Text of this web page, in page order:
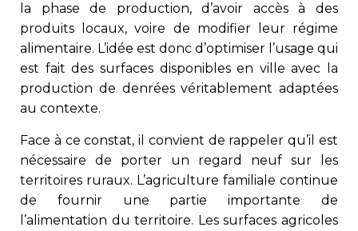
la phase de production, d’avoir accès à des
produits locaux, voire de modifier leur régime
alimentaire. L’idée est donc d’optimiser l’usage qui
est fait des surfaces disponibles en ville avec la
production de denrées véritablement adaptées
au contexte.
Face à ce constat, il convient de rappeler qu’il est
nécessaire de porter un regard neuf sur les
territoires ruraux. L’agriculture familiale continue
de fournir une partie importante de
l’alimentation du territoire. Les surfaces agricoles